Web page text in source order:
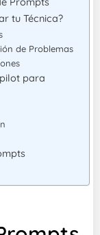
tu Técnica?
de Problemas
para